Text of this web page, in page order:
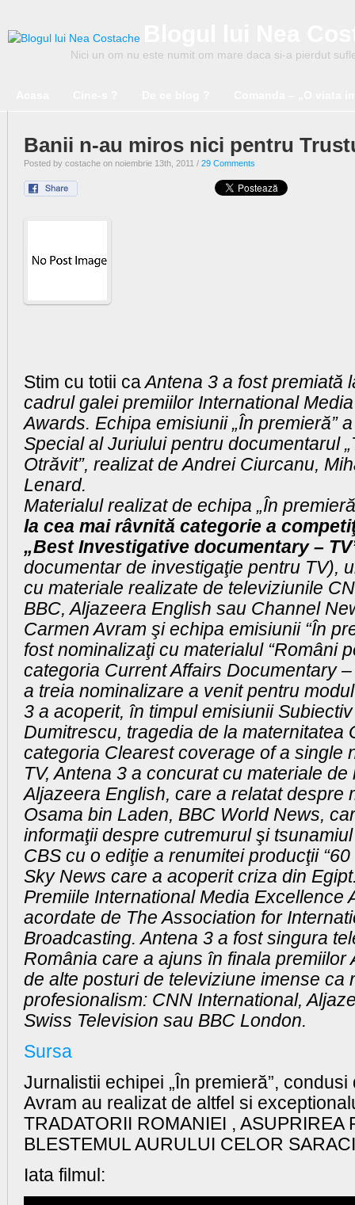
Nici un om nu este numit om mare daca si-a pierdut
Banii n-au miros nici pentru
Posted by costache on noiembrie 13th, 2011 / 29 Comments
Stim cu totii caAntena 3 a fost premiată
cadrul galei premiilor International
Awards. Echipa emisiunii „În premieră”
Special al Juriului pentru documentarul
Otrăvit”, realizat de Andrei Ciurcanu,
Lenard.
Materialul realizat de echipa „În
la cea mai râvnită categorie a
„Best Investigative documentary –
documentar de investigaţie pentru TV),
cu materiale realizate de televiziunile
BBC, Aljazeera English sau Channel
Carmen Avram şi echipa emisiunii “În
fost nominalizaţi cu materialul “Români
categoria Current Affairs Documentary
a treia nominalizare a venit pentru
3 a acoperit, în timpul emisiunii
Dumitrescu, tragedia de la maternitatea
categoria Clearest coverage of a single
TV, Antena 3 a concurat cu materiale
Aljazeera English, care a relatat despre
Osama bin Laden, BBC World News,
informaţii despre cutremurul şi
CBS cu o ediţie a renumitei producţii
Sky News care a acoperit criza din
Premiile International Media Excellence
acordate de The Association for
Broadcasting. Antena 3 a fost singura
România care a ajuns în finala premiilor
de alte posturi de televiziune imense ca
profesionalism: CNN International,
Swiss Television sau BBC London.
Sursa
Jurnalistii echipei „În premieră”,
Avram au realizat de altfel si
TRADATORII ROMANIEI , ASUPRIREA
BLESTEMUL AURULUI CELOR
Iata filmul: